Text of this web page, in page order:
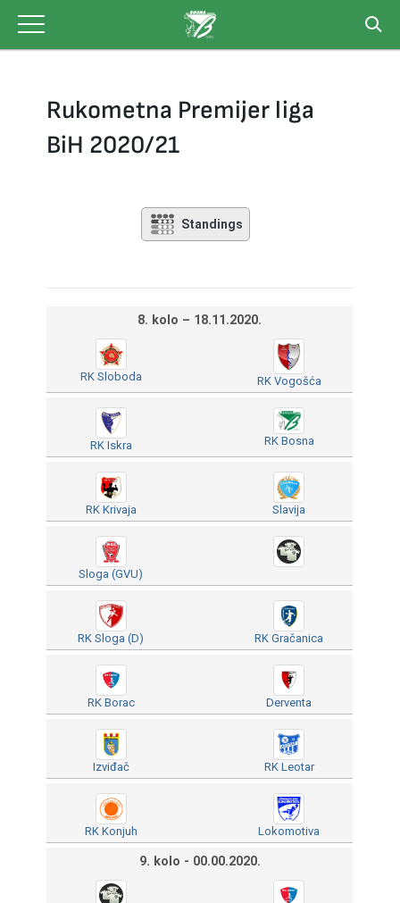
content
Rukometna Premijer liga
BiH 2020/21
Standings
8. kolo – 18.11.2020.
RK Sloboda RK Vogošća
RK Iskra RK Bosna
RK Krivaja Slavija
Sloga (GVU)
RK Sloga (D) RK Gračanica
RK Borac Derventa
Izviđač RK Leotar
RK Konjuh Lokomotiva
9. kolo - 00.00.2020.